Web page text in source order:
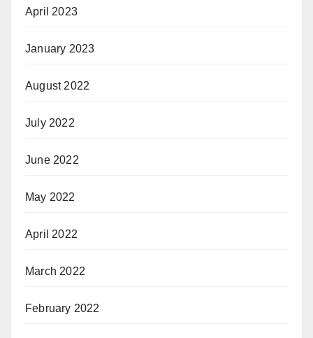
April 2023
January 2023
August 2022
July 2022
June 2022
May 2022
April 2022
March 2022
February 2022